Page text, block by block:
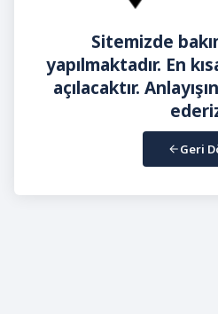
Sitemizde
yapılmaktadır. En
açılacaktır.
Geri